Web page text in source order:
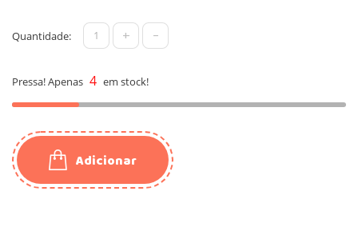
Quantidade: + -
Pressa! Apenas 4 em stock!
Adicionar